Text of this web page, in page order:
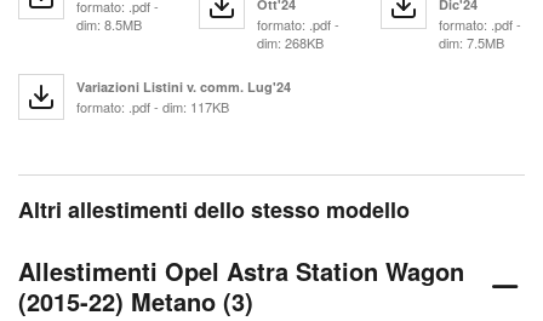
formato: .pdf -
dim: 8.5MB
Ott'24
formato: .pdf -
dim: 268KB
Dic'24
formato: .pdf -
dim: 7.5MB
Variazioni Listini v. comm. Lug'24
formato: .pdf - dim: 117KB
Altri allestimenti dello stesso modello
Allestimenti Opel Astra Station Wagon
(2015-22) Metano (3)